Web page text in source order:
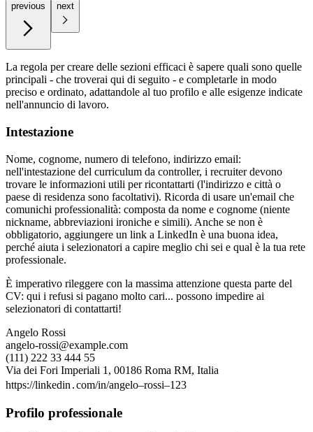
previous
next
La regola per creare delle sezioni efficaci è sapere quali sono quelle
principali - che troverai qui di seguito - e completarle in modo
preciso e ordinato, adattandole al tuo profilo e alle esigenze indicate
nell'annuncio di lavoro.
Intestazione
Nome, cognome, numero di telefono, indirizzo email:
nell'intestazione del curriculum da controller, i recruiter devono
trovare le informazioni utili per ricontattarti (l'indirizzo e città o
paese di residenza sono facoltativi). Ricorda di usare un'email che
comunichi professionalità: composta da nome e cognome (niente
nickname, abbreviazioni ironiche e simili). Anche se non è
obbligatorio, aggiungere un link a LinkedIn è una buona idea,
perché aiuta i selezionatori a capire meglio chi sei e qual è la tua rete
professionale.
È imperativo rileggere con la massima attenzione questa parte del
CV: qui i refusi si pagano molto cari... possono impedire ai
selezionatori di contattarti!
Angelo Rossi
angelo-rossi@example.com
(111) 222 33 444 55
Via dei Fori Imperiali 1, 00186 Roma RM, Italia
https://linkedin․com/in/angelo–rossi–123
Profilo professionale